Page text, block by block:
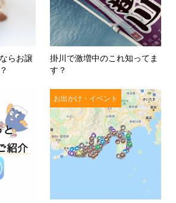
らお譲
掛川で激増中のこれ知ってま
す？
お出かけ・イベント